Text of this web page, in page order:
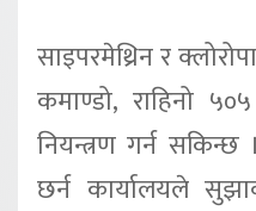
साइपरमेथ्रिन र
कमाण्डो, राहिनो
नियन्त्रण गर्न
छर्न कार्यालयले